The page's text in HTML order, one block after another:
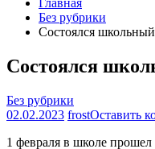
Главная
Без рубрики
Состоялся
Состоялся
Без рубрики
02.02.2023 frostОставить
1 февраля в школе